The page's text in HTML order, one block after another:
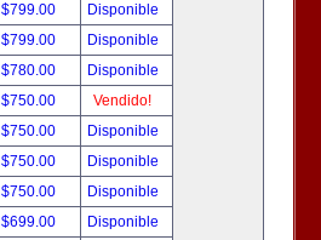
$799.00
Disponible
$799.00
Disponible
$780.00
Disponible
$750.00
Vendido!
$750.00
Disponible
$750.00
Disponible
$750.00
Disponible
$699.00
Disponible